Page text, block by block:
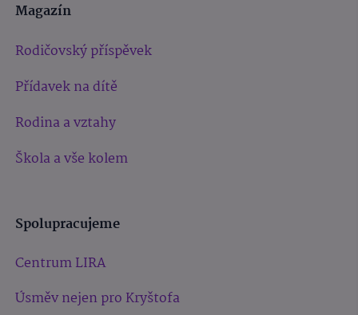
Magazín
Rodičovský příspěvek
Přídavek na dítě
Rodina a vztahy
Škola a vše kolem
Spolupracujeme
Centrum LIRA
Úsměv nejen pro Kryštofa